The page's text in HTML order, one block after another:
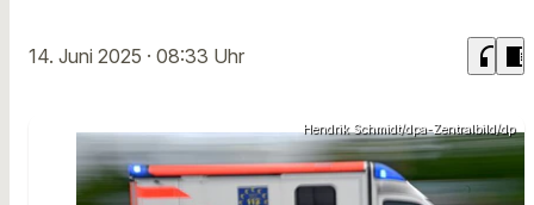
14. Juni 2025 · 08:33 Uhr headphones chrome_reader_mode
Hendrik Schmidt/dpa-Zentralbild/dp